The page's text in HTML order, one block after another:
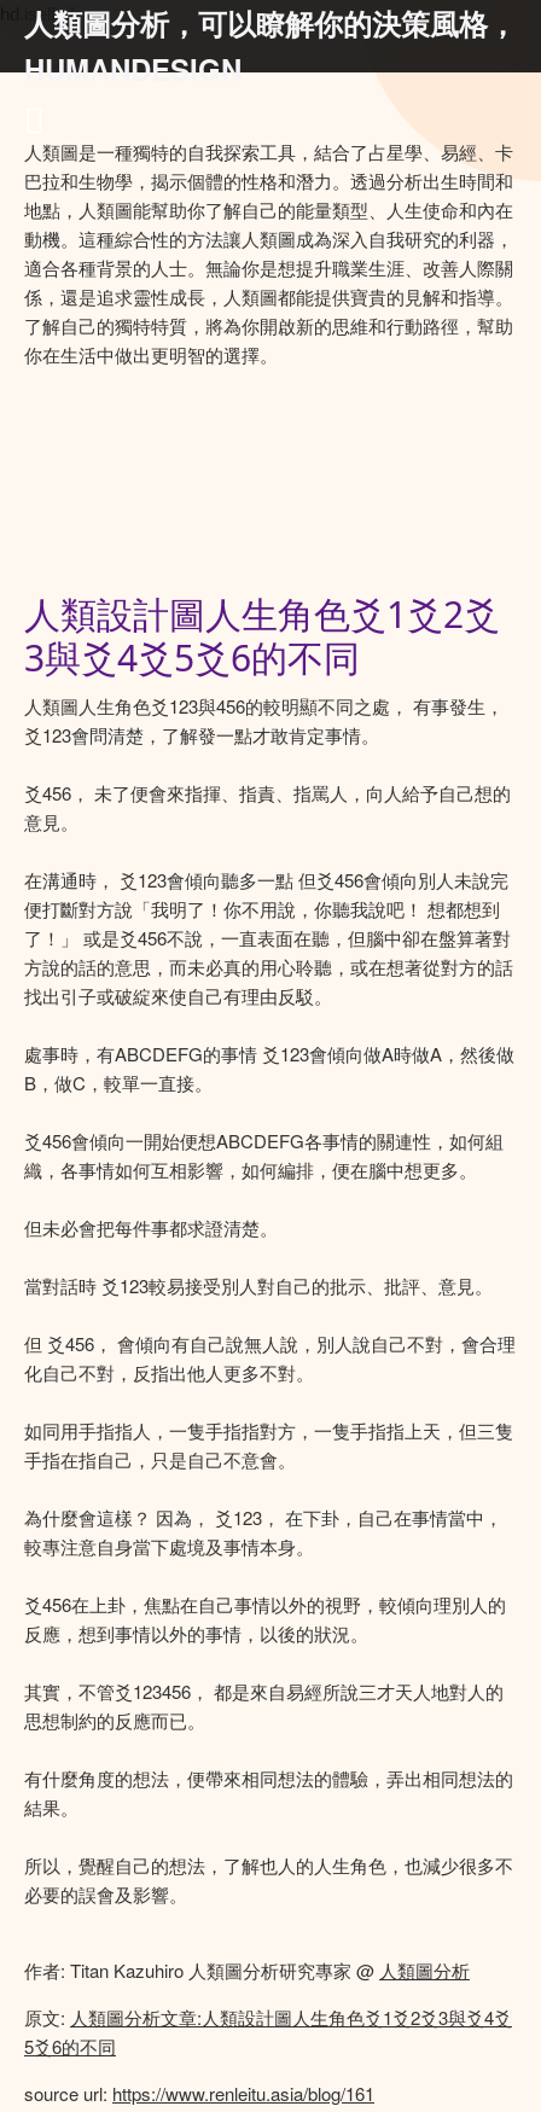
hd.iself.uk
人類圖分析，可以瞭解你的決策風格，
HUMANDESIGN
人類圖是一種獨特的自我探索工具，結合了占星學、易經、卡
巴拉和生物學，揭示個體的性格和潛力。透過分析出生時間和
地點，人類圖能幫助你了解自己的能量類型、人生使命和內在
動機。這種綜合性的方法讓人類圖成為深入自我研究的利器，
適合各種背景的人士。無論你是想提升職業生涯、改善人際關
係，還是追求靈性成長，人類圖都能提供寶貴的見解和指導。
了解自己的獨特特質，將為你開啟新的思維和行動路徑，幫助
你在生活中做出更明智的選擇。
人類設計圖人生角色爻1爻2爻
3與爻4爻5爻6的不同
人類圖人生角色爻123與456的較明顯不同之處， 有事發生，
爻123會問清楚，了解發一點才敢肯定事情。
爻456， 未了便會來指揮、指責、指罵人，向人給予自己想的
意見。
在溝通時， 爻123會傾向聽多一點 但爻456會傾向別人未說完
便打斷對方說「我明了！你不用說，你聽我說吧！ 想都想到
了！」 或是爻456不說，一直表面在聽，但腦中卻在盤算著對
方說的話的意思，而未必真的用心聆聽，或在想著從對方的話
找出引子或破綻來使自己有理由反駁。
處事時，有ABCDEFG的事情 爻123會傾向做A時做A，然後做
B，做C，較單一直接。
爻456會傾向一開始便想ABCDEFG各事情的關連性，如何組
織，各事情如何互相影響，如何編排，便在腦中想更多。
但未必會把每件事都求證清楚。
當對話時 爻123較易接受別人對自己的批示、批評、意見。
但 爻456， 會傾向有自己說無人說，別人說自己不對，會合理
化自己不對，反指出他人更多不對。
如同用手指指人，一隻手指指對方，一隻手指指上天，但三隻
手指在指自己，只是自己不意會。
為什麼會這樣？ 因為， 爻123， 在下卦，自己在事情當中，
較專注意自身當下處境及事情本身。
爻456在上卦，焦點在自己事情以外的視野，較傾向理別人的
反應，想到事情以外的事情，以後的狀況。
其實，不管爻123456， 都是來自易經所說三才天人地對人的
思想制約的反應而已。
有什麼角度的想法，便帶來相同想法的體驗，弄出相同想法的
結果。
所以，覺醒自己的想法，了解也人的人生角色，也減少很多不
必要的誤會及影響。
作者: Titan Kazuhiro 人類圖分析研究專家 @ 人類圖分析
原文: 人類圖分析文章:人類設計圖人生角色爻1爻2爻3與爻4爻
5爻6的不同
source url: https://www.renleitu.asia/blog/161